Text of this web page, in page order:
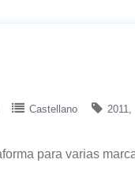
Castellano 2011
para varias